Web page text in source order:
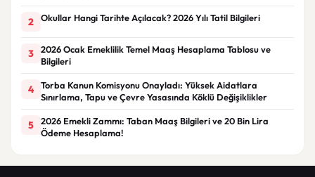
2 Okullar Hangi Tarihte Açılacak? 2026 Yılı Tatil Bilgileri
3
2026 Ocak Emeklilik Temel Maaş Hesaplama Tablosu ve
Bilgileri
4
Torba Kanun Komisyonu Onayladı: Yüksek Aidatlara
Sınırlama, Tapu ve Çevre Yasasında Köklü Değişiklikler
5
2026 Emekli Zammı: Taban Maaş Bilgileri ve 20 Bin Lira
Ödeme Hesaplama!